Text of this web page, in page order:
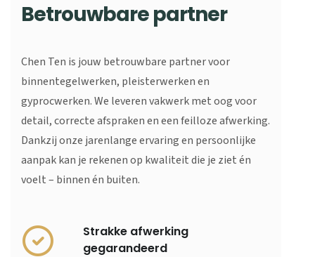
Betrouwbare partner
Chen Ten is jouw betrouwbare partner voor
binnentegelwerken, pleisterwerken en
gyprocwerken. We leveren vakwerk met oog voor
detail, correcte afspraken en een feilloze afwerking.
Dankzij onze jarenlange ervaring en persoonlijke
aanpak kan je rekenen op kwaliteit die je ziet én
voelt – binnen én buiten.
Strakke afwerking
gegarandeerd